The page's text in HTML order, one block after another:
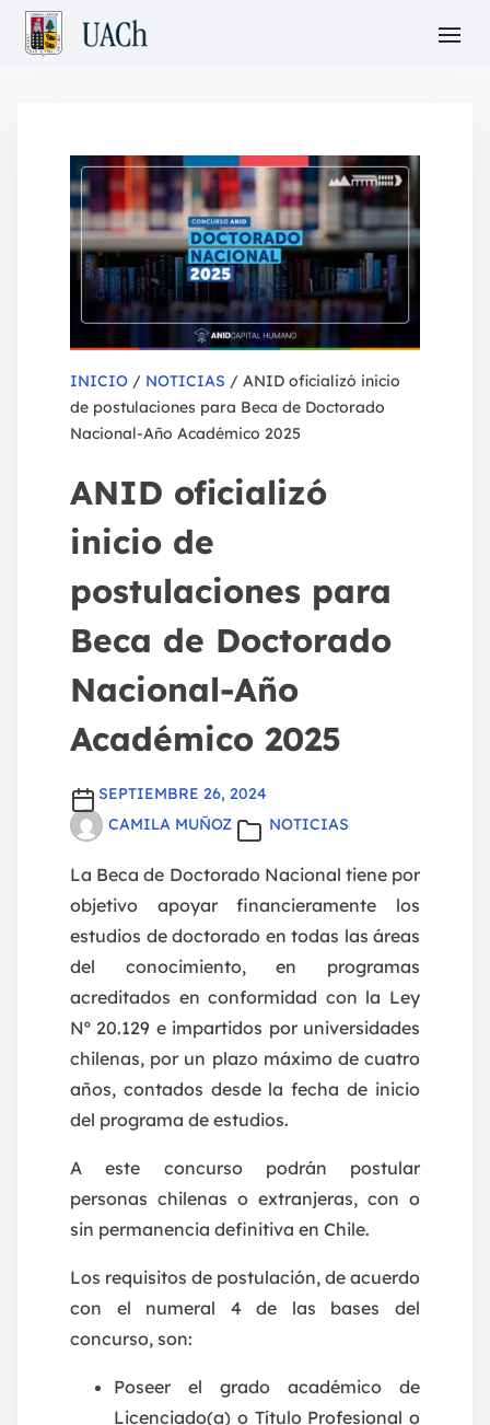
INICIO / NOTICIAS / ANID oficializó inicio
de postulaciones para Beca de Doctorado
Nacional-Año Académico 2025
ANID oficializó
inicio de
postulaciones para
Beca de Doctorado
Nacional-Año
Académico 2025
SEPTIEMBRE 26, 2024
CAMILA MUÑOZ
NOTICIAS
La Beca de Doctorado Nacional tiene por
objetivo apoyar financieramente los
estudios de doctorado en todas las áreas
del conocimiento, en programas
acreditados en conformidad con la Ley
Nº 20.129 e impartidos por universidades
chilenas, por un plazo máximo de cuatro
años, contados desde la fecha de inicio
del programa de estudios.
A este concurso podrán postular
personas chilenas o extranjeras, con o
sin permanencia definitiva en Chile.
Los requisitos de postulación, de acuerdo
con el numeral 4 de las bases del
concurso, son:
Poseer el grado académico de
Licenciado(a) o Título Profesional o